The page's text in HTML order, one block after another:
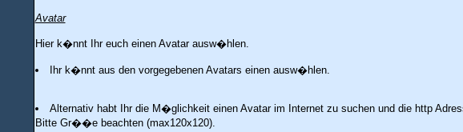
Avatar
Hier k�nnt Ihr euch einen Avatar ausw�hlen.
Ihr k�nnt aus den vorgegebenen Avatars einen ausw�hlen.
Alternativ habt Ihr die M�glichkeit einen Avatar im Internet zu suchen und die http
Bitte Gr��e beachten (max120x120).